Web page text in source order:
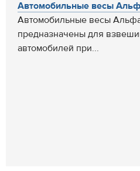
Автомобильные весы
Автомобильные весы
предназначены для
автомобилей при...